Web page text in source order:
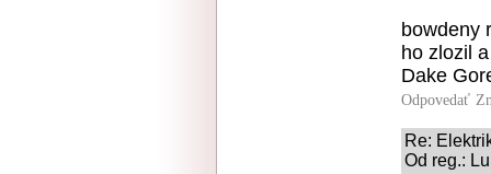
bowdeny
ho zlozil
Dake
Odpovedať
Re:
Od reg.: